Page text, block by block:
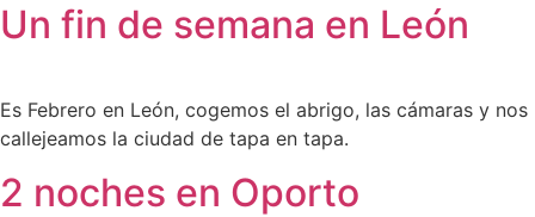
Un fin de semana en León
Es Febrero en León, cogemos el abrigo, las cámaras y nos
callejeamos la ciudad de tapa en tapa.
2 noches en Oporto